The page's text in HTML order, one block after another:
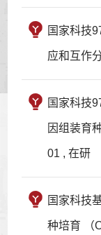
国家科技
应和互作
国家科技
因组装育
01 , 在研
国家科技
种培育 （